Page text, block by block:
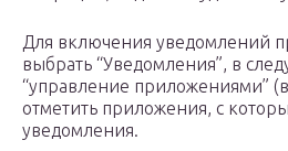
Для включения уведомлений
выбрать “Уведомления”, в
“управление приложениями”
отметить приложения, с
уведомления.